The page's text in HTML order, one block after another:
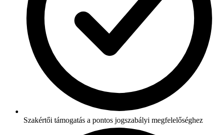
Szakértői támogatás a pontos jogszabályi megfelelőséghez